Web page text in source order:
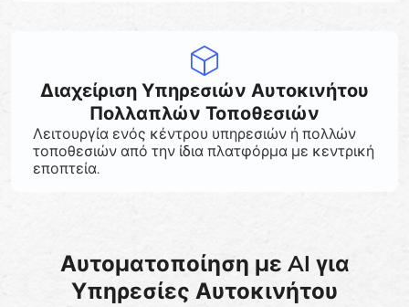
Διαχείριση Υπηρεσιών Αυτοκινήτου
Πολλαπλών Τοποθεσιών
Λειτουργία ενός κέντρου υπηρεσιών ή πολλών
τοποθεσιών από την ίδια πλατφόρμα με κεντρική
εποπτεία.
Αυτοματοποίηση με AI για
Υπηρεσίες Αυτοκινήτου